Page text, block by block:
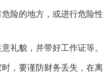
险的地方，或进行危险性
貌，并带好工作证等。
，要谨防财务丢失，在离